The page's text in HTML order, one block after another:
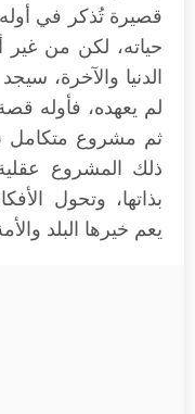
قصيرة تُذكر في
حياته، لكن من غير
الدنيا والآخرة،
لم يعهده، فأوله
ثم مشروع متكامل
ذلك المشروع
بذاتها، وتحول
يعم خيرها البلد